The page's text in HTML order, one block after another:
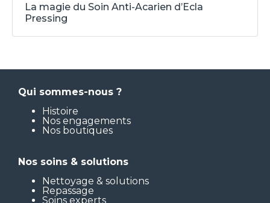
La magie du Soin Anti-Acarien d’Ecla
Pressing
Qui sommes-nous ?
Histoire
Nos engagements
Nos boutiques
Nos soins & solutions
Nettoyage & solutions
Repassage
Soins experts